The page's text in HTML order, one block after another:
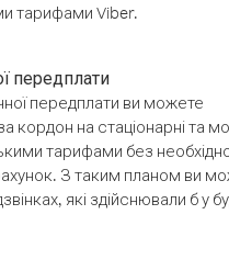
тарифами Viber.
передплати
передплати ви можете
кордон на стаціонарні та
тарифами без
З таким планом ви
які здійснювали б у